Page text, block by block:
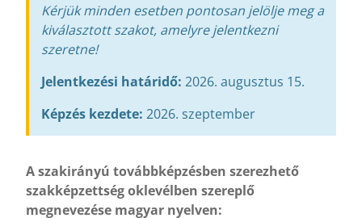
Kérjük minden esetben pontosan jelölje meg a
kiválasztott szakot, amelyre jelentkezni
szeretne!
Jelentkezési határidő: 2026. augusztus 15.
Képzés kezdete: 2026. szeptember
A szakirányú továbbképzésben szerezhető
szakképzettség oklevélben szereplő
megnevezése magyar nyelven: